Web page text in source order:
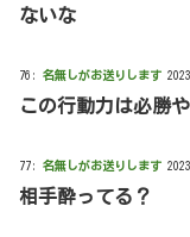
ないな
76: 名無しがお送りします
この行動力は必勝
77: 名無しがお送りします
相手酔ってる？